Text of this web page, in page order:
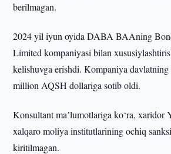
berilmagan.
2024 yil iyun oyida DABA BAAning
Limited kompaniyasi bilan
kelishuvga erishdi. Kompaniya
million AQSH dollariga sotib oldi.
Konsultant maʼlumotlariga ko‘ra,
xalqaro moliya institutlarining ochiq
kiritilmagan.